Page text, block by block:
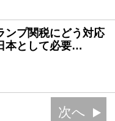
ンプ関税にどう対応
本として必要…
次へ